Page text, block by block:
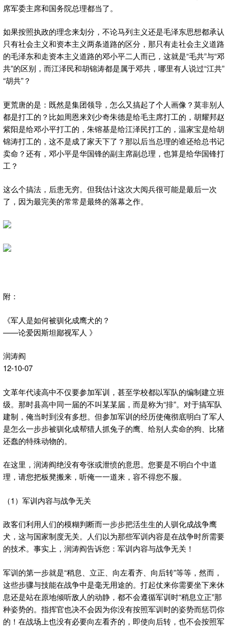
席军委主席和国务院总理都当了。
如果按照执政的理念来划分，不论马列主义还是毛泽东思想都承认
只有社会主义和资本主义两条道路的区分，那只有走社会主义道路
的毛泽东和走资本主义道路的邓小平二人而已，这就是“毛共”与“邓
共”的区别，而江泽民和胡锦涛都是属于邓共，哪里有人说过“江共”
“胡共”？
更荒唐的是：既然是集团领导，怎么又搞起了个人画像？莫非别人
都是打工的？比如周恩来刘少奇朱德是给毛主席打工的，胡耀邦赵
紫阳是给邓小平打工的，朱镕基是给江泽民打工的，温家宝是给胡
锦涛打工的，这不是成了家天下了？那以后当总理的谁还给总书记
卖命？还有，邓小平是华国锋的副主席副总理，也算是给华国锋打
工？
这么个搞法，后患无穷。但我估计这次大阅兵很可能是最后一次
了，因为最完美的常常是最终的落幕之作。
附：
《军人是如何被驯化成鹰犬的？
——论爱因斯坦鄙视军人 》
润涛阎
12-10-07
文革年代读高中不仅要参加军训，甚至学校都以军队的编制建立班
级。那时县高中同一届的不叫某某届，而是称为“排”。对于搞军队
建制，俺当时到没有多想。但参加军训的经历使俺彻底明白了军人
是怎么一步步被驯化成帮猎人抓兔子的鹰、给别人卖命的狗、比猪
还蠢的特殊动物的。
在这里，润涛阎绝没有夸张或泄愤的意思。您要是不明白个中道
理，请您把板凳搬来，听俺一一道来，容不得您不服。
（1）军训内容与战争无关
政客们利用人们的模糊判断而一步步把活生生的人驯化成战争鹰
犬，这与国家制度无关。人们以为那些军训内容是在战争时所需要
的技术。事实上，润涛阎告诉您：军训内容与战争无关！
军训的第一步就是“稍息、立正、向左看齐、向后转”等等，然而，
这些步骤与技能在战争中是毫无用途的。打起仗来你需要坐下来休
息还是站在原地倾听敌人的动静，都不会遵循军训时“稍息立正”那
种姿势的。指挥官也决不会因为你没有按照军训时的姿势而惩罚你
的！在战场上也没有必要向左看齐的，即使向后转，也不会按照军